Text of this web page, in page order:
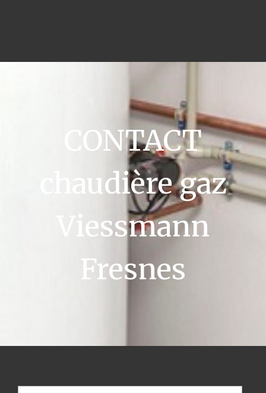
CONTACT
chaudière gaz
Viessmann
Fresnes